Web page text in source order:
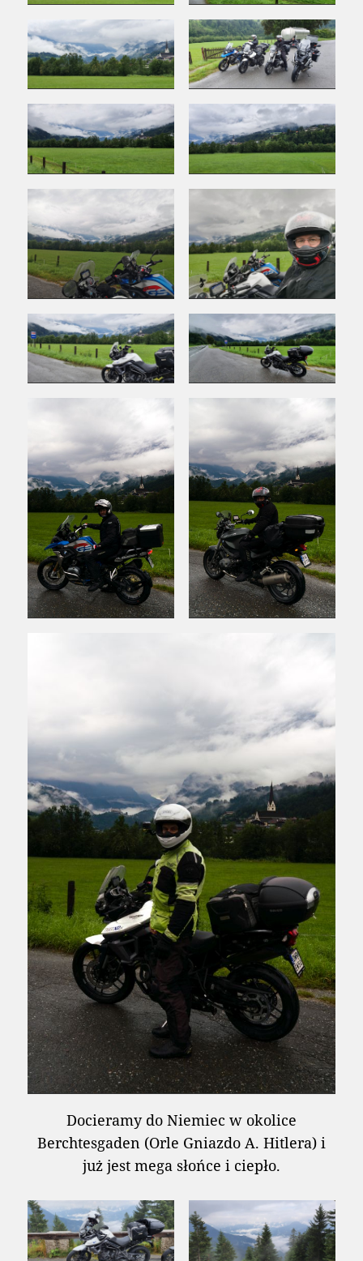
Docieramy do Niemiec w okolice
Berchtesgaden (Orle Gniazdo A. Hitlera) i
już jest mega słońce i ciepło.